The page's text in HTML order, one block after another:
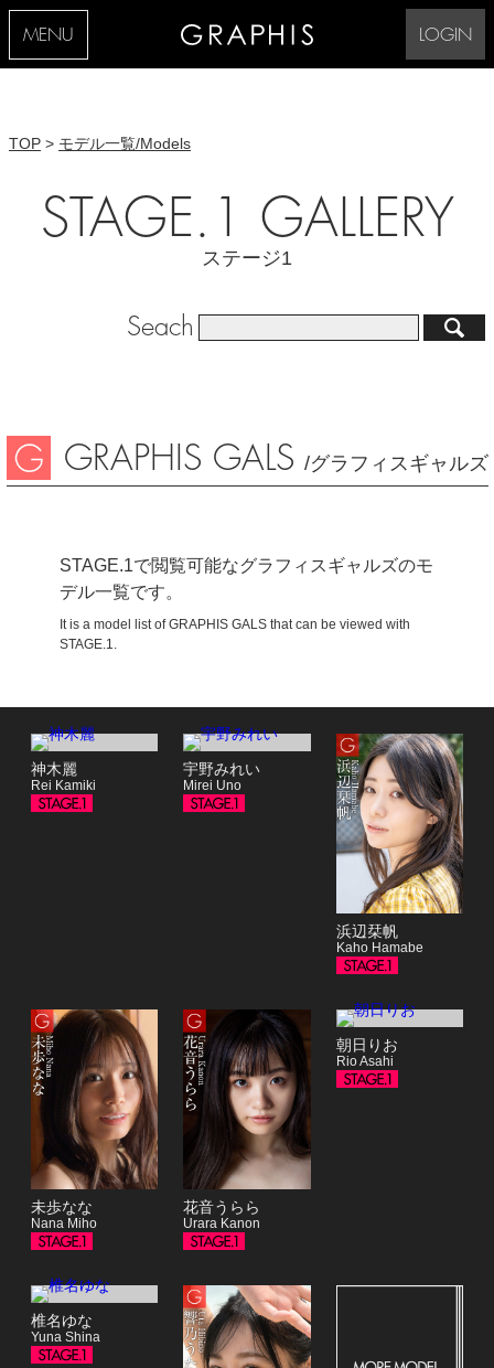
MENU LOGIN
TOP > モデル一覧/Models
STAGE.1 GALLERY
ステージ1
Seach
GRAPHIS GALS /グラフィスギャルズ
STAGE.1で閲覧可能なグラフィスギャルズのモ
デル一覧です。
It is a model list of GRAPHIS GALS that can be viewed with
STAGE.1.
神木麗
Rei Kamiki
宇野みれい
Mirei Uno
浜辺栞帆
Kaho Hamabe
未歩なな
Nana Miho
花音うらら
Urara Kanon
朝日りお
Rio Asahi
椎名ゆな
Yuna Shina